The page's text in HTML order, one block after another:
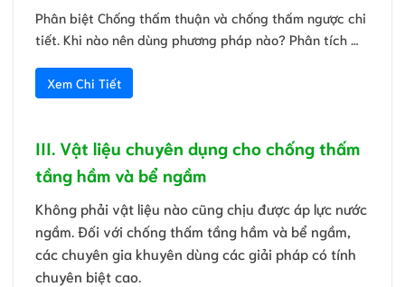
Phân biệt Chống thấm thuận và chống thấm ngược chi
tiết. Khi nào nên dùng phương pháp nào? Phân tích …
Xem Chi Tiết
III. Vật liệu chuyên dụng cho chống thấm
tầng hầm và bể ngầm
Không phải vật liệu nào cũng chịu được áp lực nước
ngầm. Đối với chống thấm tầng hầm và bể ngầm,
các chuyên gia khuyên dùng các giải pháp có tính
chuyên biệt cao.